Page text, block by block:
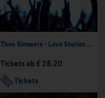
Thee Sinseers - Love Stories Tour
Tickets ab € 28,20
Tickets